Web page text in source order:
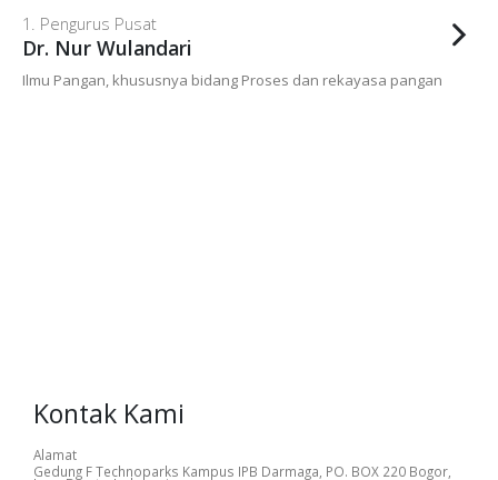
1. Pengurus Pusat
Dr. Nur Wulandari
Ilmu Pangan, khususnya bidang Proses dan rekayasa pangan
Kontak Kami
Alamat
Gedung F Technoparks Kampus IPB Darmaga, PO. BOX 220 Bogor,